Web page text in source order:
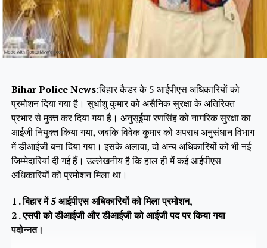
Bihar Police News:बिहार कैडर के 5 आईपीएस अधिकारियों को
प्रमोशन दिया गया है। सुधांशु कुमार को असैनिक सुरक्षा के अतिरिक्त
प्रभार से मुक्त कर दिया गया है। अनुसूईया रणसिंह को नागरिक सुरक्षा का
आईजी नियुक्त किया गया, जबकि विवेक कुमार को अपराध अनुसंधान विभाग
में डीआईजी बना दिया गया। इसके अलावा, दो अन्य अधिकारियों को भी नई
जिम्मेदारियां दी गई हैं। उल्लेखनीय है कि हाल ही में कई आईपीएस
अधिकारियों को प्रमोशन मिला था।
1 . बिहार में 5 आईपीएस अधिकारियों को मिला प्रमोशन,
2 . एसपी को डीआईजी और डीआईजी को आईजी पद पर किया गया
पदोन्नत।